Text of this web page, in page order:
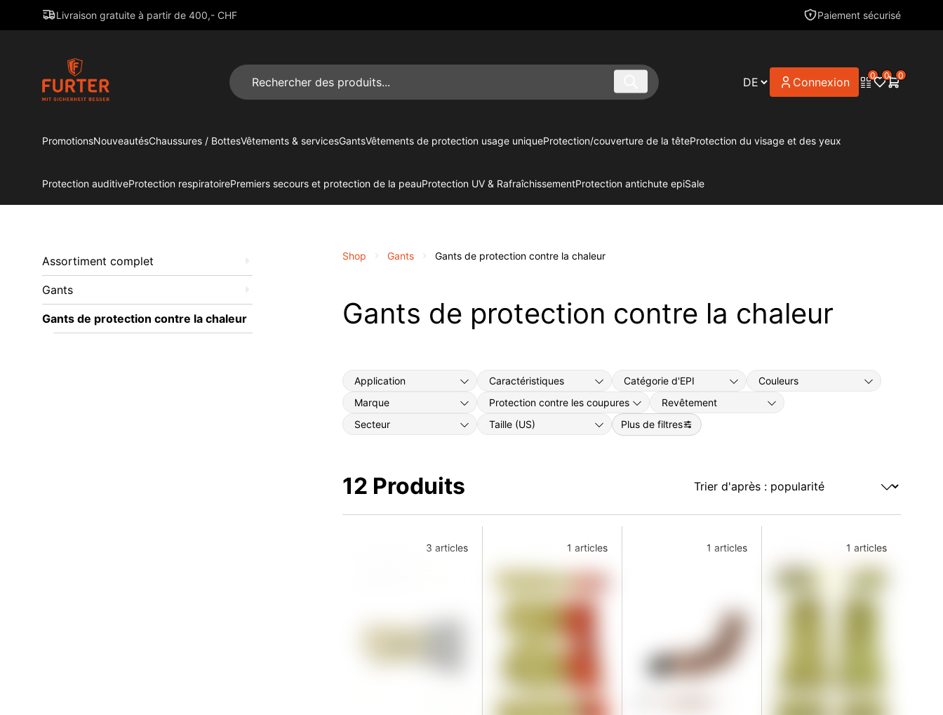
Livraison gratuite à partir de 400,- CHF Paiement sécurisé
Connexion 0 0 0
PromotionsNouveautésChaussures / BottesVêtements & servicesGantsVêtements de protection usage uniqueProtection/couverture de la têteProtection du visage et des yeux
Protection auditiveProtection respiratoirePremiers secours et protection de la peauProtection UV & RafraîchissementProtection antichute epiSale
Assortiment complet
Gants
Gants de protection contre la chaleur
Shop Gants Gants de protection contre la chaleur
Gants de protection contre la chaleur
Application Caractéristiques Catégorie d'EPI
Couleurs
Marque
Protection contre les coupures
Revêtement
Secteur
Taille (US) Plus de filtres
12 Produits
3 articles 1 articles 1 articles 1 articles